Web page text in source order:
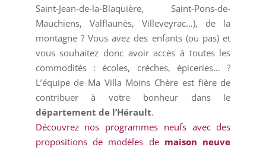
Saint-Jean-de-la-Blaquière, Saint-Pons-de-
Mauchiens, Valflaunès, Villeveyrac…), de la
montagne ? Vous avez des enfants (ou pas) et
vous souhaitez donc avoir accès à toutes les
commodités : écoles, crèches, épiceries… ?
L’équipe de Ma Villa Moins Chère est fière de
contribuer à votre bonheur dans le
département de l’Hérault.
Découvrez nos programmes neufs avec des
propositions de modèles de maison neuve